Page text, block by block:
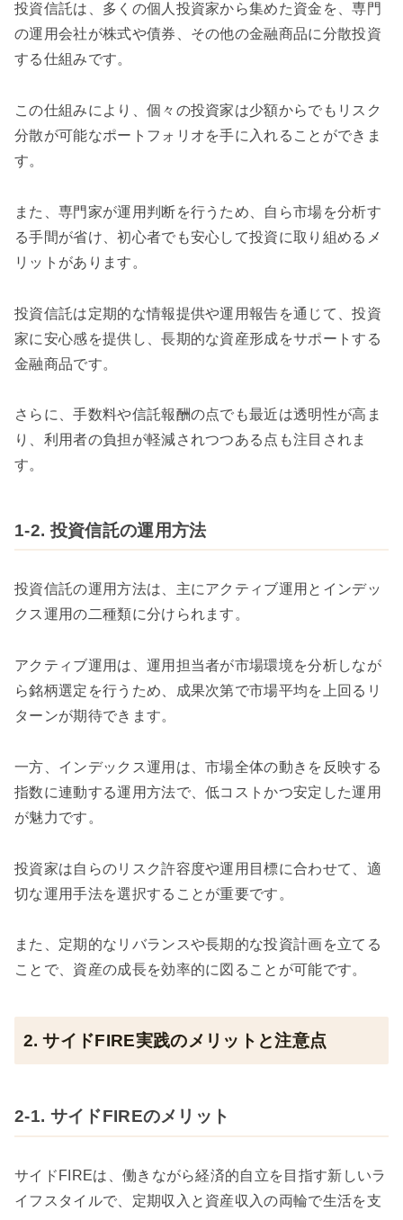
投資信託は、多くの個人投資家から集めた資金を、専門
の運用会社が株式や債券、その他の金融商品に分散投資
する仕組みです。
この仕組みにより、個々の投資家は少額からでもリスク
分散が可能なポートフォリオを手に入れることができま
す。
また、専門家が運用判断を行うため、自ら市場を分析す
る手間が省け、初心者でも安心して投資に取り組めるメ
リットがあります。
投資信託は定期的な情報提供や運用報告を通じて、投資
家に安心感を提供し、長期的な資産形成をサポートする
金融商品です。
さらに、手数料や信託報酬の点でも最近は透明性が高ま
り、利用者の負担が軽減されつつある点も注目されま
す。
1-2. 投資信託の運用方法
投資信託の運用方法は、主にアクティブ運用とインデッ
クス運用の二種類に分けられます。
アクティブ運用は、運用担当者が市場環境を分析しなが
ら銘柄選定を行うため、成果次第で市場平均を上回るリ
ターンが期待できます。
一方、インデックス運用は、市場全体の動きを反映する
指数に連動する運用方法で、低コストかつ安定した運用
が魅力です。
投資家は自らのリスク許容度や運用目標に合わせて、適
切な運用手法を選択することが重要です。
また、定期的なリバランスや長期的な投資計画を立てる
ことで、資産の成長を効率的に図ることが可能です。
2. サイドFIRE実践のメリットと注意点
2-1. サイドFIREのメリット
サイドFIREは、働きながら経済的自立を目指す新しいラ
イフスタイルで、定期収入と資産収入の両輪で生活を支